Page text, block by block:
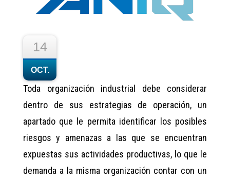
14
OCT.
Toda organización industrial debe considerar
dentro de sus estrategias de operación, un
apartado que le permita identificar los posibles
riesgos y amenazas a las que se encuentran
expuestas sus actividades productivas, lo que le
demanda a la misma organización contar con un